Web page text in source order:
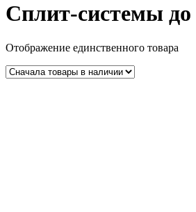
Сплит-системы до
Отображение единственного товара